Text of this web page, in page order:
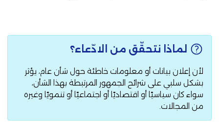
لماذا نتحقّق من الادّعاء؟
لأن إعلان بيانات أو معلومات خاطئة حول شأن عام، يؤثر
بشكل سلبي على شرائح الجمهور المرتبطة بهذا الشأن،
سواء كان سياسيًا أو اقتصاديًا أو اجتماعيًا أو تنمويًا وغيره
من المجالات.